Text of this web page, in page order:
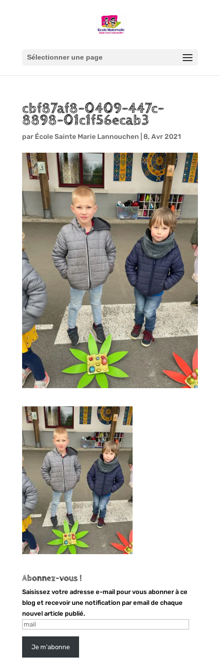
Sélectionner une page
cbf87af8-0409-447c-
8898-01c1f56ecab3
par École Sainte Marie Lannouchen 8, Avr 2021
Abonnez-vous !
Saisissez votre adresse e-mail pour vous abonner à ce
blog et recevoir une notification par email de chaque
nouvel article publié.
mail
Je m'abonne